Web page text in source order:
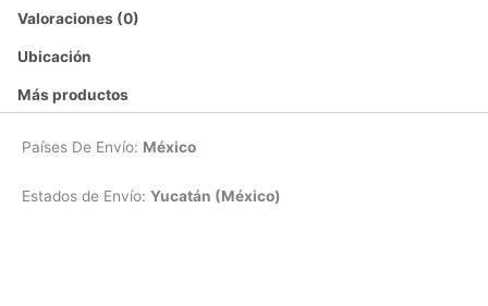
Valoraciones (0)
Ubicación
Más productos
Países De Envío: México
Estados de Envío: Yucatán (México)